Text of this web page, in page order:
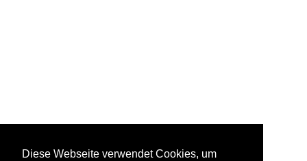
Diese Webseite verwendet Cookies, um